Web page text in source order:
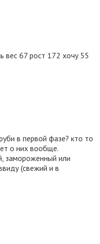
вес 67 рост 172 хочу 55
в первой фазе? кто то
о них вообще.
замороженный или
(свежий и в